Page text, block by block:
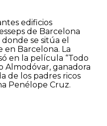
edificios
de Barcelona
se sitúa el
Barcelona. La
en la película “Todo
Almodóvar, ganadora
de los padres ricos
Penélope Cruz.